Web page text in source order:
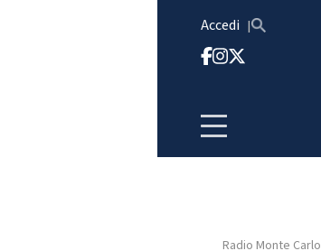
Accedi
Radio Monte Carlo